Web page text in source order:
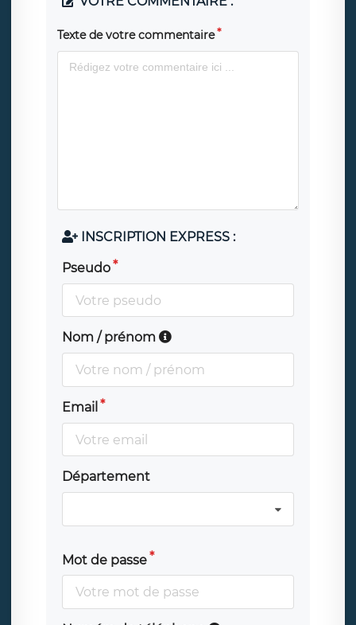
Texte de votre commentaire
INSCRIPTION EXPRESS :
Pseudo
Nom / prénom
Email
Département
Mot de passe